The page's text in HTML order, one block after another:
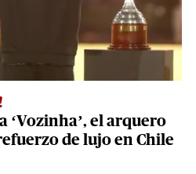
‘Vozinha’, el arquero
de lujo en Chile